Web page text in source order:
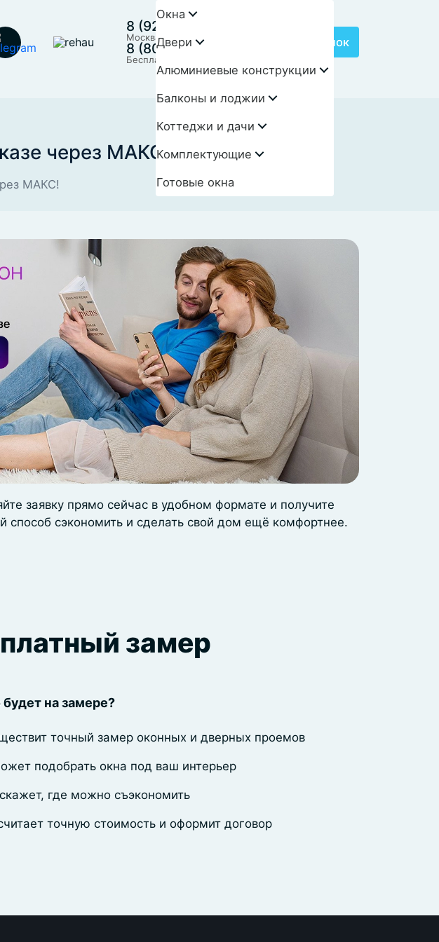
8 (925) 718-88-07
Москва с 9:00 до 21:00
8 (800) 550-34-19
Бесплатно по России
Заказать звонок
Окна
Двери
Алюминиевые конструкции
Балконы и лоджии
Коттеджи и дачи
Комплектующие
Готовые окна
через МАКС!
МАКС!
заявку прямо сейчас в удобном формате и получите
способ сэкономить и сделать свой дом ещё комфортнее.
замер
будет на замере?
точный замер оконных и дверных проемов
подобрать окна под ваш интерьер
где можно съэкономить
точную стоимость и оформит договор